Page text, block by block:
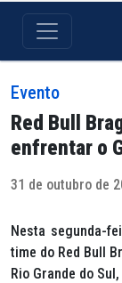
Evento
Red Bull
enfrentar o
31 de outubro de
Nesta segunda-
time do Red Bull
Rio Grande do